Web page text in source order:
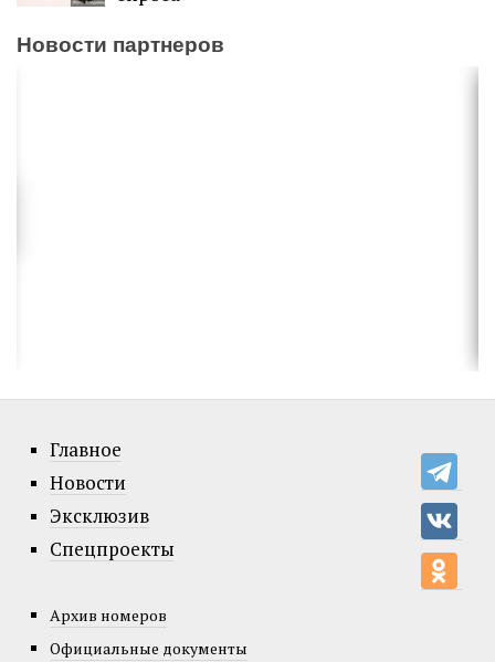
Новости партнеров
Главное
Новости
Эксклюзив
Спецпроекты
Архив номеров
Официальные документы